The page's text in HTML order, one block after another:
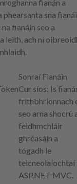
fianán a
sna
fianáin seo a
leith, ach ní
Sonraí Fianáin
Cur síos: Is
frithbhrionnach
seo arna shocrú
feidhmchláir
ghréasáin a
tógadh le
teicneolaíochtaí
ASP.NET MVC.